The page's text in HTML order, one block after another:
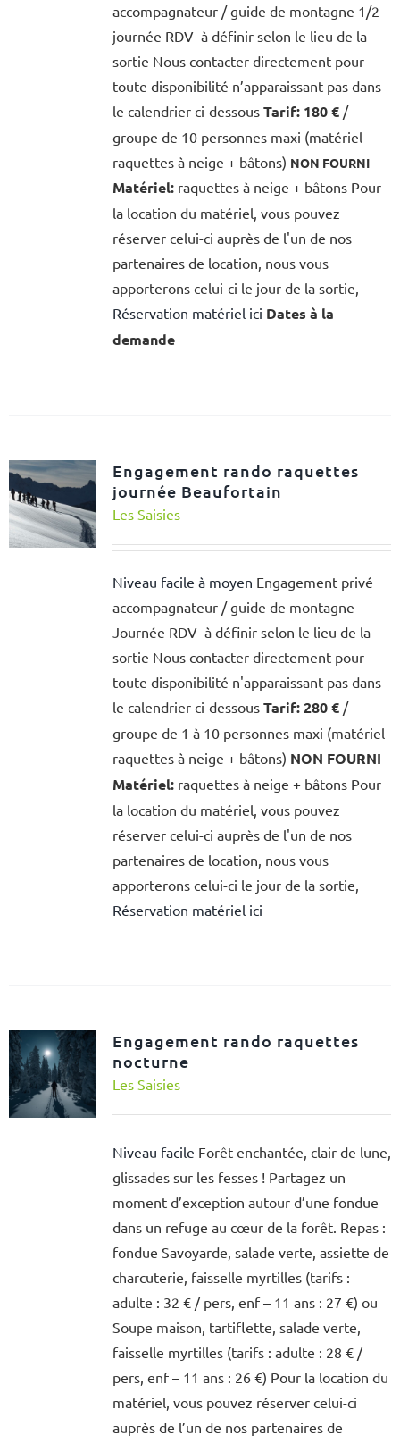
accompagnateur / guide de montagne 1/2
journée RDV à définir selon le lieu de la
sortie Nous contacter directement pour
toute disponibilité n’apparaissant pas dans
le calendrier ci-dessous Tarif: 180 €/
groupe de 10 personnes maxi (matériel
raquettes à neige + bâtons) NON FOURNI
Matériel:raquettes à neige + bâtons Pour
la location du matériel, vous pouvez
réserver celui-ci auprès de l'un de nos
partenaires de location, nous vous
apporterons celui-ci le jour de la sortie,
Réservation matériel ici Dates à la
demande
Engagement rando raquettes
journée Beaufortain
Les Saisies
Niveau facile à moyen Engagement privé
accompagnateur / guide de montagne
Journée RDV à définir selon le lieu de la
sortie Nous contacter directement pour
toute disponibilité n'apparaissant pas dans
le calendrier ci-dessous Tarif:280 €/
groupe de 1 à 10 personnes maxi (matériel
raquettes à neige + bâtons) NON FOURNI
Matériel:raquettes à neige + bâtons Pour
la location du matériel, vous pouvez
réserver celui-ci auprès de l'un de nos
partenaires de location, nous vous
apporterons celui-ci le jour de la sortie,
Réservation matériel ici
Engagement rando raquettes
nocturne
Les Saisies
Niveau facile Forêt enchantée, clair de lune,
glissades sur les fesses ! Partagez un
moment d’exception autour d’une fondue
dans un refuge au cœur de la forêt. Repas :
fondue Savoyarde, salade verte, assiette de
charcuterie, faisselle myrtilles (tarifs :
adulte : 32 € / pers, enf – 11 ans : 27 €) ou
Soupe maison, tartiflette, salade verte,
faisselle myrtilles (tarifs : adulte : 28 € /
pers, enf – 11 ans : 26 €) Pour la location du
matériel, vous pouvez réserver celui-ci
auprès de l’un de nos partenaires de